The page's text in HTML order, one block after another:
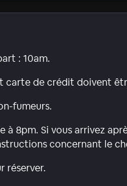
: 10am.
de crédit doivent
fumeurs.
à 8pm. Si vous arrivez
concernant le
réserver.